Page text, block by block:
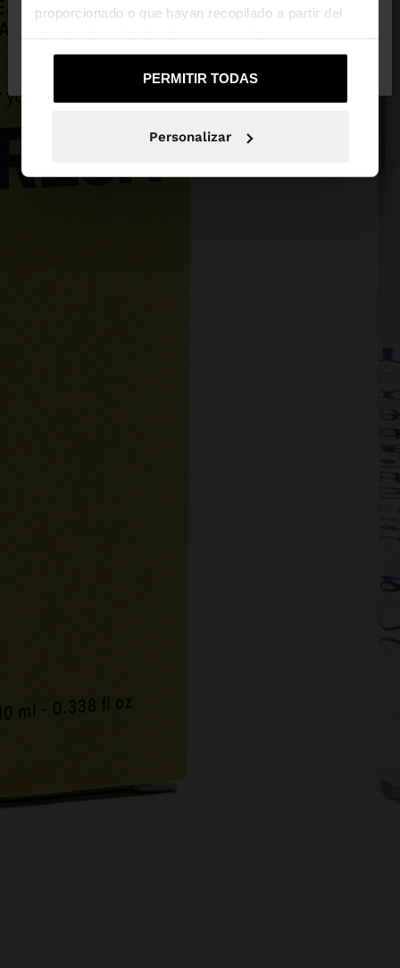
proporcionado o que hayan recopilado a partir del
PERMITIR TODAS
Personalizar